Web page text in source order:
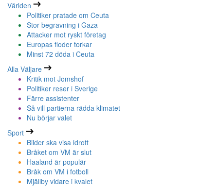
Världen
Politiker pratade om Ceuta
Stor begravning i Gaza
Attacker mot ryskt företag
Europas floder torkar
Minst 72 döda i Ceuta
Alla Väljare
Kritik mot Jomshof
Politiker reser i Sverige
Färre assistenter
Så vill partierna rädda klimatet
Nu börjar valet
Sport
Bilder ska visa idrott
Bråket om VM är slut
Haaland är populär
Bråk om VM i fotboll
Mjällby vidare i kvalet